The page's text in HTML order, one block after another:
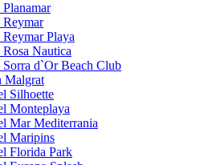
Playa
Nautica
d`Or Beach Club
Malgrat
Silhoette
Monteplaya
Mar Mediterrania
Maripins
Florida Park